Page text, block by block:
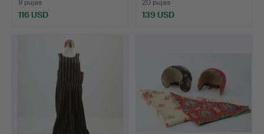
9 pujas
116 USD
20 pujas
139 USD